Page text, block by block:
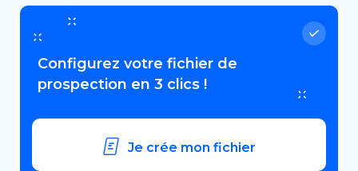
Configurez votre fichier de
prospection en 3 clics !
Je crée mon fichier